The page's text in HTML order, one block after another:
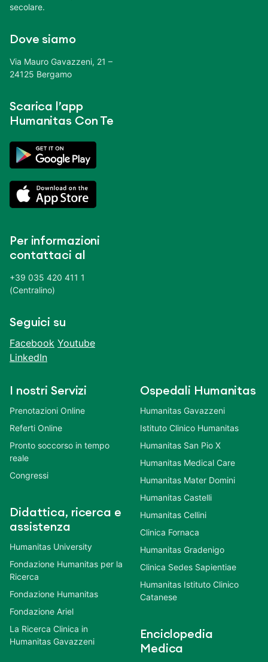
secolare.
Dove siamo
Via Mauro Gavazzeni, 21 –
24125 Bergamo
Scarica l’app
Humanitas Con Te
Per informazioni
contattaci al
+39 035 420 411 1
(Centralino)
Seguici su
Facebook Youtube
LinkedIn
I nostri Servizi
Prenotazioni Online
Referti Online
Pronto soccorso in tempo
reale
Congressi
Didattica, ricerca e
assistenza
Humanitas University
Fondazione Humanitas per la
Ricerca
Fondazione Humanitas
Fondazione Ariel
La Ricerca Clinica in
Humanitas Gavazzeni
Ospedali Humanitas
Humanitas Gavazzeni
Istituto Clinico Humanitas
Humanitas San Pio X
Humanitas Medical Care
Humanitas Mater Domini
Humanitas Castelli
Humanitas Cellini
Clinica Fornaca
Humanitas Gradenigo
Clinica Sedes Sapientiae
Humanitas Istituto Clinico
Catanese
Enciclopedia
Medica